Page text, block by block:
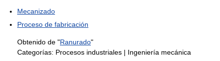
Mecanizado
Proceso de fabricación
Obtenido de "Ranurado"
Categorías: Procesos industriales | Ingeniería mecánica